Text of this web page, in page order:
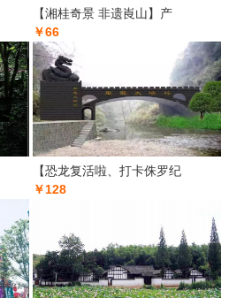
【湘桂奇景 非遗崀山】产
￥66
【恐龙复活啦、打卡侏罗纪
￥128